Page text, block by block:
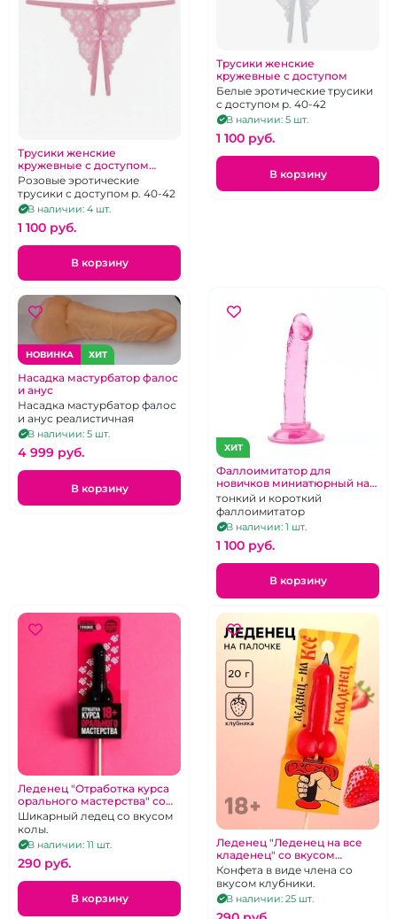
Трусики женские
кружевные с доступом
розовые
Розовые эротические
трусики с доступом р. 40-42
В наличии: 4 шт.
1 100 pуб.
В корзину
Трусики женские
кружевные с доступом
Белые эротические трусики
с доступом р. 40-42
В наличии: 5 шт.
1 100 pуб.
В корзину
НОВИНКА ХИТ
Насадка мастурбатор фалос
и анус
Насадка мастурбатор фалос
и анус реалистичная
В наличии: 5 шт.
4 999 pуб.
В корзину
ХИТ
Фаллоимитатор для
новичков миниатюрный на
присоске розовый
тонкий и короткий
фаллоимитатор
В наличии: 1 шт.
1 100 pуб.
В корзину
Леденец "Отработка курса
орального мастерства" со
вкусом колы
Шикарный ледец со вкусом
колы.
В наличии: 11 шт.
290 pуб.
В корзину
Леденец "Леденец на все
кладенец" со вкусом
клубники
Конфета в виде члена со
вкусом клубники.
В наличии: 25 шт.